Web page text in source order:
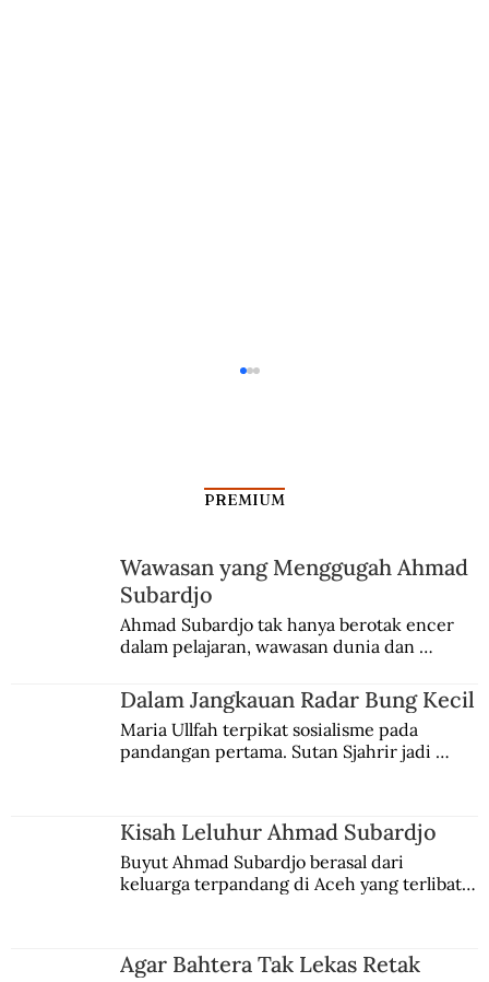
Cerita Mayor Selamat Ginting Cari
Senjata ke Singapura
PREMIUM
Wawasan yang Menggugah Ahmad
Subardjo
Ahmad Subardjo tak hanya berotak encer
dalam pelajaran, wawasan dunia dan
Jules Verne, Multatuli, hingga Sun Yat-sen.
Dalam Jangkauan Radar Bung Kecil
Maria Ullfah terpikat sosialisme pada
pandangan pertama. Sutan Sjahrir jadi
Kisah Leluhur Ahmad Subardjo
Buyut Ahmad Subardjo berasal dari
keluarga terpandang di Aceh yang terlibat
Agar Bahtera Tak Lekas Retak